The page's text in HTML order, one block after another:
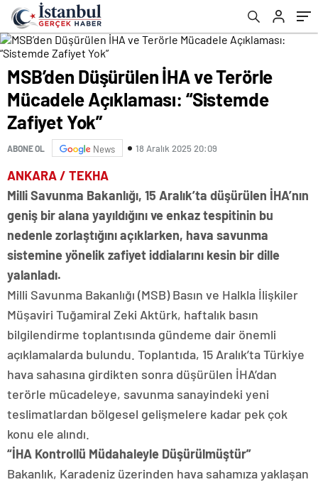
MSB’den Düşürülen İHA ve Terörle
Mücadele Açıklaması: “Sistemde
Zafiyet Yok”
ABONE OL News 18 Aralık 2025 20:09
ANKARA / TEKHA
Milli Savunma Bakanlığı, 15 Aralık’ta düşürülen İHA’nın
geniş bir alana yayıldığını ve enkaz tespitinin bu
nedenle zorlaştığını açıklarken, hava savunma
sistemine yönelik zafiyet iddialarını kesin bir dille
yalanladı.
Milli Savunma Bakanlığı (MSB) Basın ve Halkla İlişkiler
Müşaviri Tuğamiral Zeki Aktürk, haftalık basın
bilgilendirme toplantısında gündeme dair önemli
açıklamalarda bulundu. Toplantıda, 15 Aralık’ta Türkiye
hava sahasına girdikten sonra düşürülen İHA’dan
terörle mücadeleye, savunma sanayindeki yeni
teslimatlardan bölgesel gelişmelere kadar pek çok
konu ele alındı.
“İHA Kontrollü Müdahaleyle Düşürülmüştür”
Bakanlık, Karadeniz üzerinden hava sahamıza yaklaşan